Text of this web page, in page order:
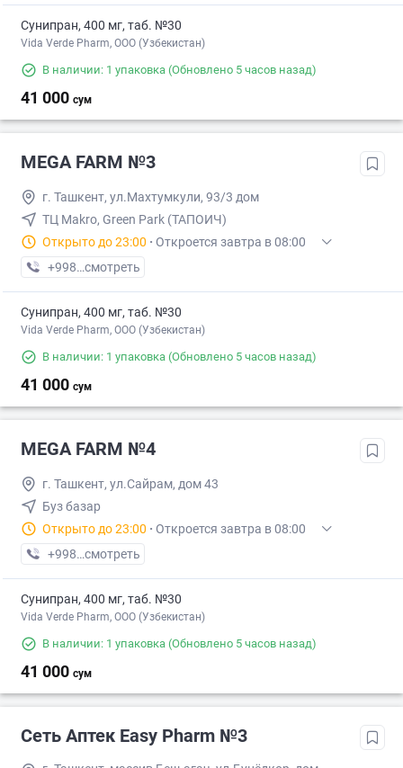
Сунипран, 400 мг, таб. №30
Vida Verde Pharm, ООО (Узбекистан)
В наличии: 1 упаковка (Обновлено 5 часов назад)
41 000 сум
MEGA FARM №3
г. Ташкент, ул.Махтумкули, 93/3 дом
ТЦ Makro, Green Park (ТАПОИЧ)
Открыто до 23:00 · Откроется завтра в 08:00
+998 (55) XXX-XX-XX
смотреть
Сунипран, 400 мг, таб. №30
Vida Verde Pharm, ООО (Узбекистан)
В наличии: 1 упаковка (Обновлено 5 часов назад)
41 000 сум
MEGA FARM №4
г. Ташкент, ул.Сайрам, дом 43
Буз базар
Открыто до 23:00 · Откроется завтра в 08:00
+998 (55) XXX-XX-XX
смотреть
Сунипран, 400 мг, таб. №30
Vida Verde Pharm, ООО (Узбекистан)
В наличии: 1 упаковка (Обновлено 5 часов назад)
41 000 сум
Сеть Аптек Easy Pharm №3